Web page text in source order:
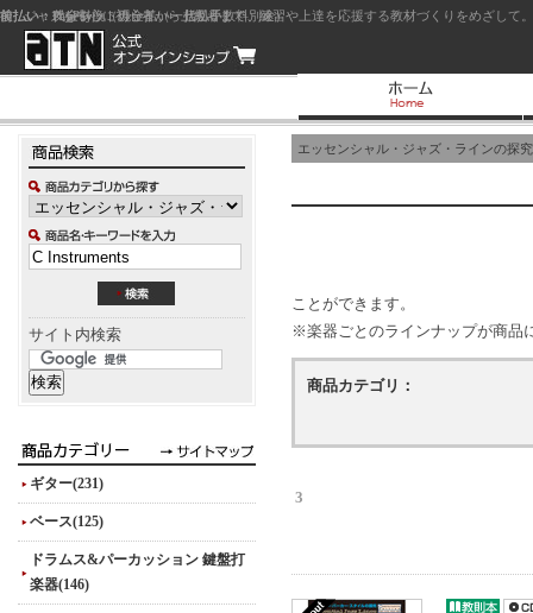
ジャズを中心に初心者から上級者まで、練習や上達を応援する教材づくりをめざし
サイト内検索
ギター(231)
ベース(125)
ドラムス&パーカッション 鍵盤打
楽器(146)
エッセンシャル・ジャズ・ラインの探究
ことができます。
※楽器ごとのラインナップが商品
商品カテゴリ：
3
前払い：クレジットカード（一括払い）
後払い：代金引換（現金払い・代引手数料別途）
前払い：PayPay